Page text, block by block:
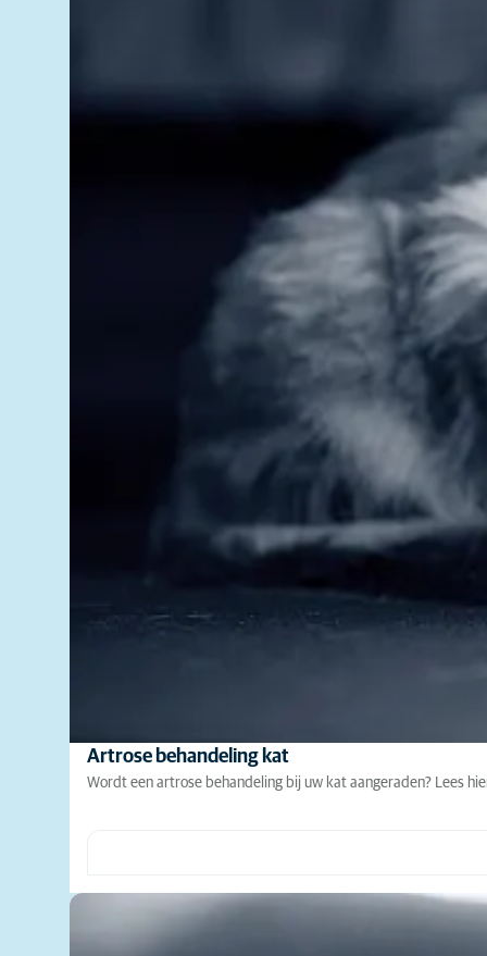
Artrose behandeling kat
Wordt een artrose behandeling bij uw kat aangeraden? Lees